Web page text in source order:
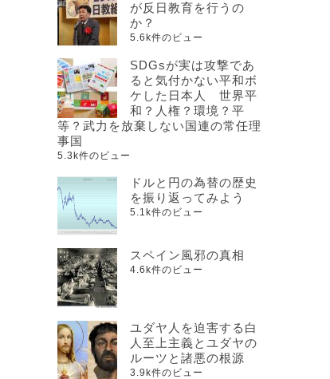
が反日教育を行うの
か？
5.6k件のビュー
SDGsが実は攻撃であ
ると気付かない平和ボ
ケした日本人 世界平
和？人権？環境？平
等？武力を放棄しない国連の常任理
事国
5.3k件のビュー
ドルと円の為替の歴史
を振り返ってみよう
5.1k件のビュー
スペイン風邪の真相
4.6k件のビュー
ユダヤ人を迫害する白
人至上主義とユダヤの
ルーツと諸悪の根源
3.9k件のビュー